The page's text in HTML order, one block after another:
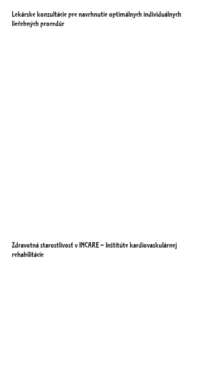
Lekárske konzultácie pre navrhnutie optimálnych individuálnych
liečebných procedúr
Zdravotná starostlivosť v INCARE – Inštitúte kardiovaskulárnej
rehabilitácie